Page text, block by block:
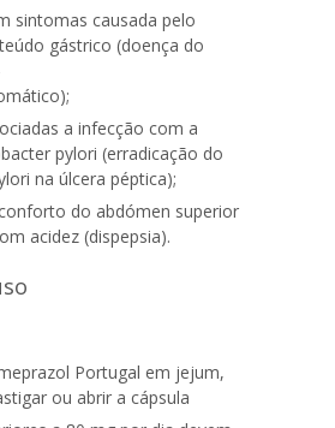
sintomas causada pelo
gástrico (doença do
a infecção com a
pylori (erradicação do
na úlcera péptica);
do abdómen superior
acidez (dispepsia).
Portugal em jejum,
ou abrir a cápsula